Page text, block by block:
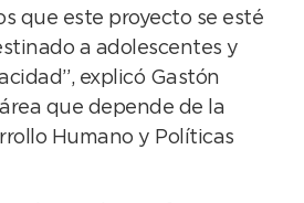
que este proyecto se esté
a adolescentes y
explicó Gastón
que depende de la
Humano y Políticas